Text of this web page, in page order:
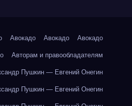
Авокадо Авокадо Авокадо
Авторам и правообладателям
Пушкин — Евгений Онегин
Пушкин — Евгений Онегин